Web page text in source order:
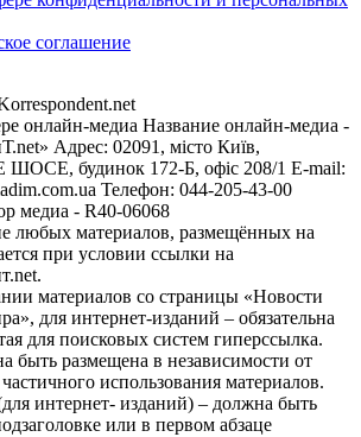
соглашение
онлайн-медиа Название онлайн-медиа -
Адрес: 02091, місто Київ,
будинок 172-Б, офіс 208/1 E-mail:
Телефон: 044-205-43-00
медиа - R40-06068
любых материалов, размещённых на
при условии ссылки на
материалов со страницы «Новости
для интернет-изданий – обязательна
для поисковых систем гиперссылка.
быть размещена в независимости от
использования материалов.
интернет- изданий) – должна быть
или в первом абзаце